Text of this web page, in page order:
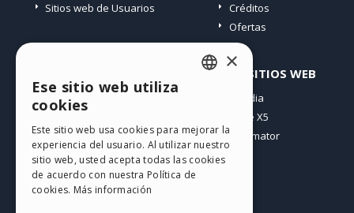
Sitios web de Usuarios
Créditos
Ofertas
Mis post
Mis download
Espacio Web
Mis Créditos
OTROS SITIOS WEB
Incomedia
WebSite X5
WebAnimator
GERMAN
SPANISH
×
Ese sitio web utiliza
cookies
Este sitio web usa cookies para mejorar la
experiencia del usuario. Al utilizar nuestro
sitio web, usted acepta todas las cookies
de acuerdo con nuestra Política de
cookies. Más información